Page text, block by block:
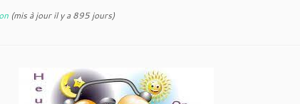
(mis à jour il y a 895 jours)